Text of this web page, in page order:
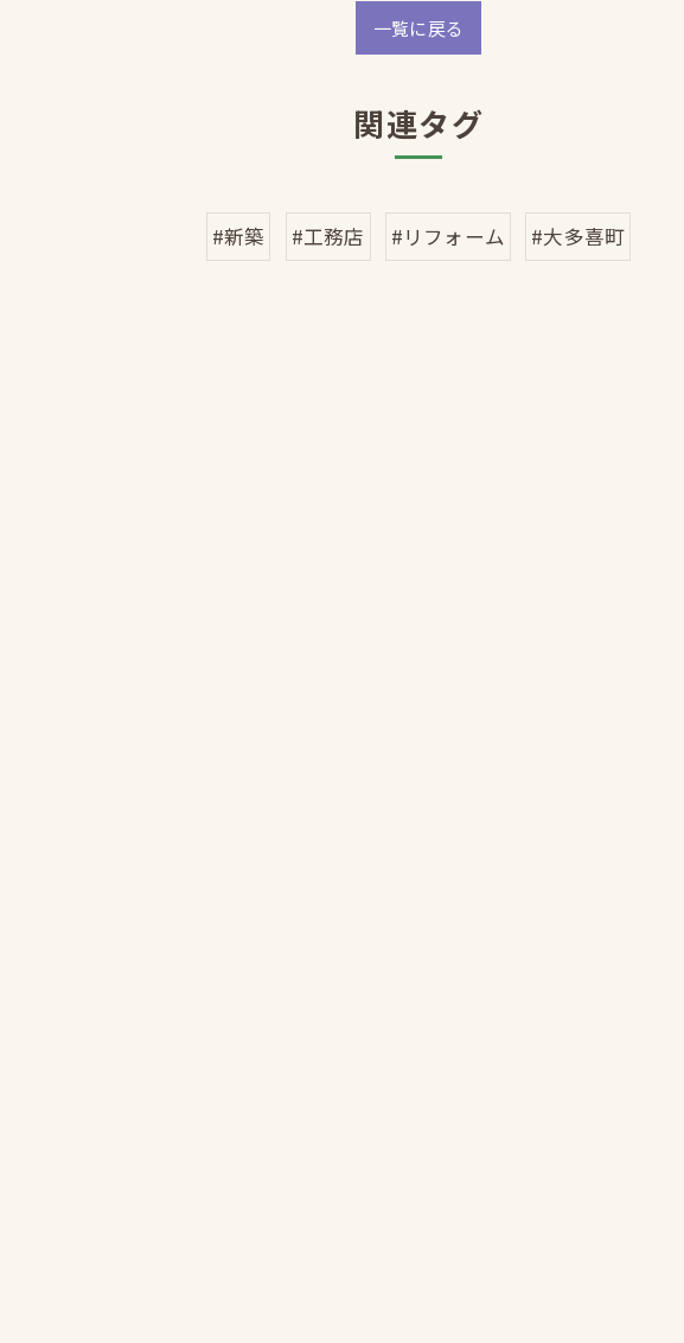
一覧に戻る
関連タグ
#新築 #工務店 #リフォーム #大多喜町